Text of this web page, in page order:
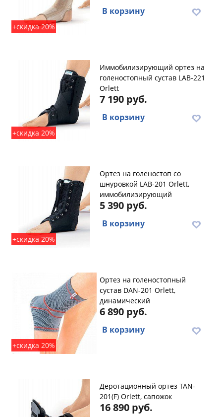
+скидка 20%
В корзину
+скидка 20%
Иммобилизирующий ортез на
голеностопный сустав LAB-221
Orlett
7 190 руб.
В корзину
+скидка 20%
Ортез на голеностоп со
шнуровкой LAB-201 Orlett,
иммобилизирующий
5 390 руб.
В корзину
+скидка 20%
Ортез на голеностопный
сустав DAN-201 Orlett,
динамический
6 890 руб.
В корзину
Деротационный ортез TAN-
201(F) Orlett, сапожок
16 890 руб.